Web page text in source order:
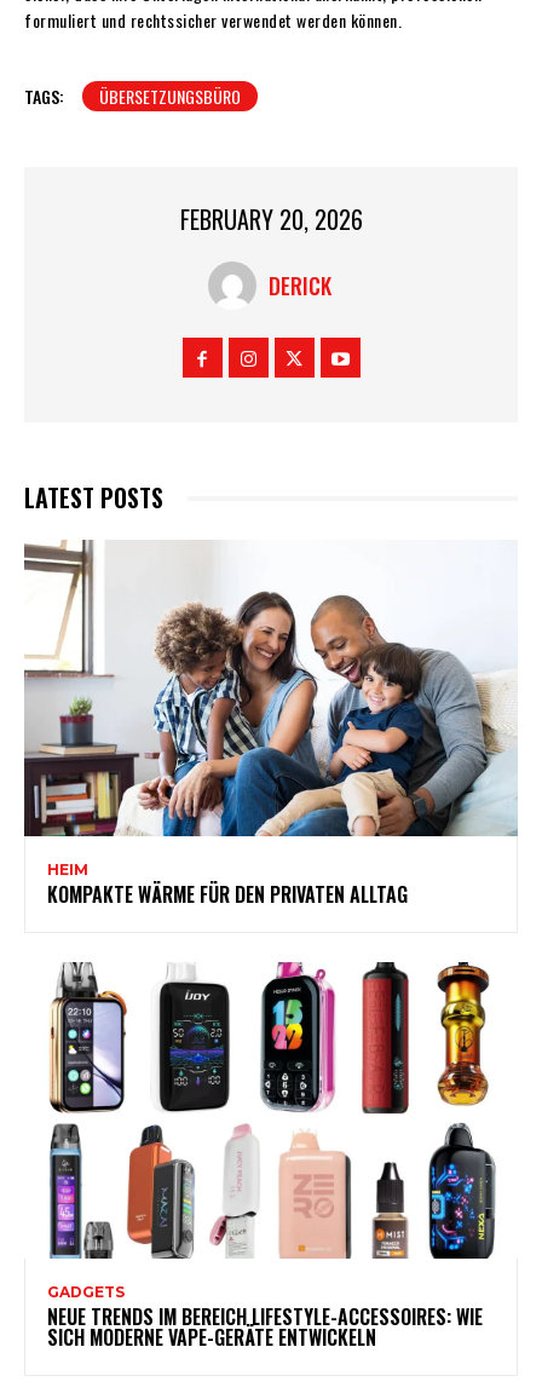
formuliert und rechtssicher verwendet werden können.
TAGS: ÜBERSETZUNGSBÜRO
FEBRUARY 20, 2026
DERICK
LATEST POSTS
HEIM
KOMPAKTE WÄRME FÜR DEN PRIVATEN ALLTAG
GADGETS
NEUE TRENDS IM BEREICH LIFESTYLE-ACCESSOIRES: WIE
SICH MODERNE VAPE-GERÄTE ENTWICKELN